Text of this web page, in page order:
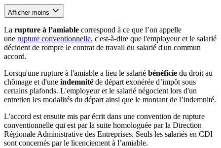
Afficher moins
La rupture à l’amiable correspond à ce que l’on appelle
une rupture conventionnelle, c'est-à-dire que l'employeur et le salarié
décident de rompre le contrat de travail du salarié d'un commun
accord.
Lorsqu'une rupture à l'amiable a lieu le salarié bénéficie du droit au
chômage et d'une indemnité de départ exonérée d’impôt sous
certains plafonds. L'employeur et le salarié négocient lors d'un
entretien les modalités du départ ainsi que le montant de l’indemnité.
L'accord est ensuite mis par écrit dans une convention de rupture
conventionnelle qui est par la suite homologuée par la Direction
Régionale Administrative des Entreprises. Seuls les salariés en CDI
sont concernés par le licenciement à l’amiable.